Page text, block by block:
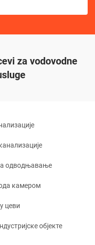
za vodovodne
одводњавање
камером
цеви
објекте